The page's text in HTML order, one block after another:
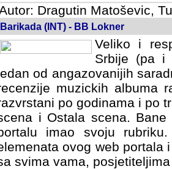
Dragutin Matoševic,
Barikada (INT) - BB Lokner
Veliko i
Srbije (pa i
od angazovanijih
muzickih albuma
po godinama i po
i Ostala scena.
imao svoju
ovog web portala
svima vama,